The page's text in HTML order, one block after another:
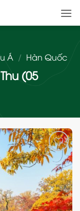
Á / Hàn Quốc
(05
Add
to
wishlist